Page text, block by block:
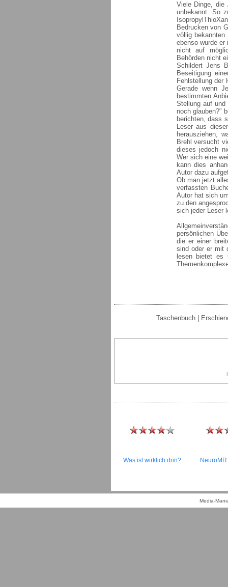
Viele Dinge, die
unbekannt. So
Bedrucken von
völlig bekannten
ebenso wurde
nicht auf
Behörden nicht
Schildert Jens
Beseitigung
Fehlstellung der
Gerade wenn
bestimmten
Stellung auf
noch glauben?"
berichten, dass
Leser aus
herausziehen,
Brehl versucht
dieses jedoch
Wer sich eine
kann dies
Autor dazu
Ob man jetzt
verfassten
Autor hat sich
zu den
sich jeder Leser
persönlichen
die er einer
sind oder er mit
lesen bietet es
Taschenbuch |
Was ist wirklich drin?
Media-